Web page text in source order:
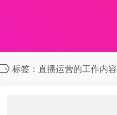
标签：直播运营的工作内容